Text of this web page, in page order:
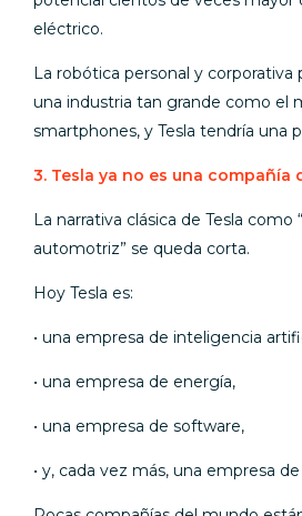
eléctrico.
La robótica personal y corporativa
una industria tan grande como el
smartphones, y Tesla tendría una
3. Tesla ya no es una compañía
La narrativa clásica de Tesla como
automotriz” se queda corta.
Hoy Tesla es:
• una empresa de inteligencia
• una empresa de energía,
• una empresa de software,
• y, cada vez más, una empresa